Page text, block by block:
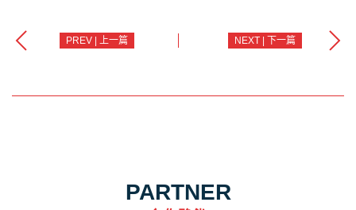
PREV | 上一篇 NEXT | 下一篇
PARTNER